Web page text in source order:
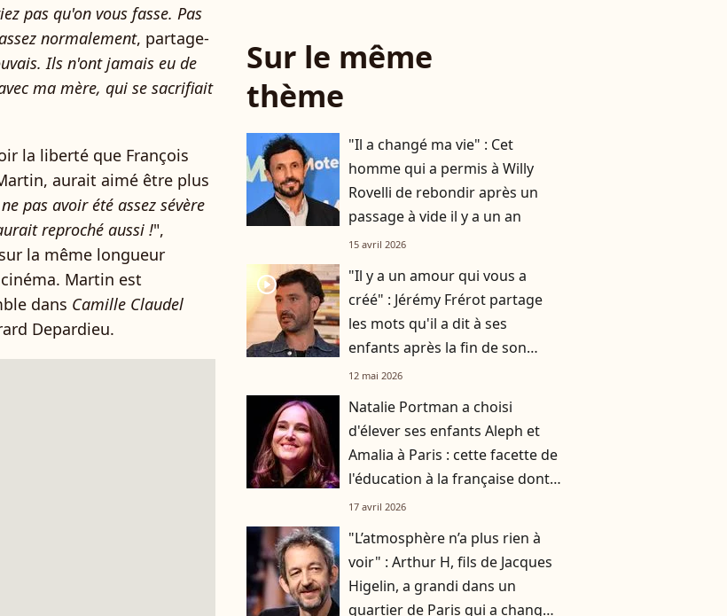
pas qu'on vous fasse. Pas
normalement, partage-
Ils n'ont jamais eu de
ma mère, qui se sacrifiait
la liberté que François
aurait aimé être plus
pas avoir été assez sévère
reproché aussi !",
la même longueur
Martin est
dans Camille Claudel
Depardieu.
Sur le même
thème
"Il a changé ma vie" : Cet
homme qui a permis à Willy
Rovelli de rebondir après un
passage à vide il y a un an
15 avril 2026
player2
"Il y a un amour qui vous a
créé" : Jérémy Frérot partage
les mots qu'il a dit à ses
enfants après la fin de son
histoire avec leur mère Laure
12 mai 2026
Natalie Portman a choisi
d'élever ses enfants Aleph et
Amalia à Paris : cette facette de
l'éducation à la française dont
elle est fan
17 avril 2026
"L’atmosphère n’a plus rien à
voir" : Arthur H, fils de Jacques
Higelin, a grandi dans un
quartier de Paris qui a changé